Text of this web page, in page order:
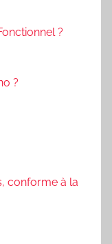
?
?
conforme à la